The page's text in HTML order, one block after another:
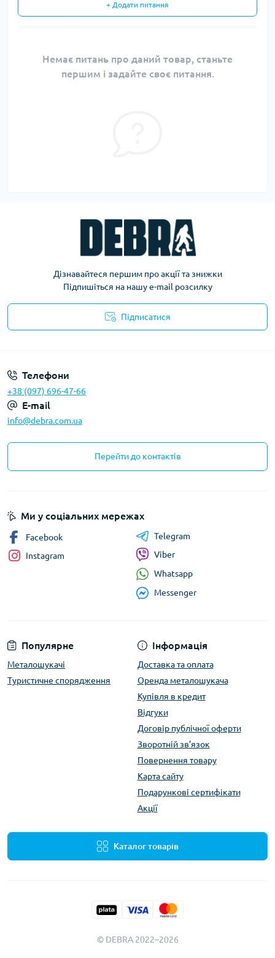
+ Додати питання
Немає питань про даний товар, станьте
першим і задайте своє питання.
Дізнавайтеся першим про акції та знижки
Підпишіться на нашу e-mail розсилку
Підписатися
Телефони
+38 (097) 696-47-66
E-mail
info@debra.com.ua
Перейти до контактів
Популярне
Металошукачі
Туристичне спорядження
Інформація
Доставка та оплата
Оренда металошукача
Купівля в кредит
Відгуки
Договір публічної оферти
Зворотній зв’язок
Повернення товару
Карта сайту
Подарункові сертифікати
Акції
Каталог товарів
Ми у соціальних мережах
Facebook
Instagram
Telegram
Viber
Whatsapp
Messenger
© DEBRA 2022–2026